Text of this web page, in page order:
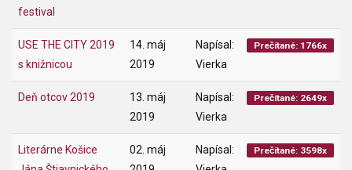
festival
USE THE CITY 2019
s knižnicou
14. máj
2019
Napísal:
Vierka
Prečítané: 1766x
Deň otcov 2019
13. máj
2019
Napísal:
Vierka
Prečítané: 2649x
Literárne Košice
02. máj
Napísal:
Prečítané: 3598x